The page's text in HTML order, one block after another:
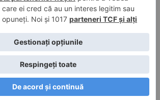
Caută
| Toate drepturile rezervate. | Site
deWebFixer.ro